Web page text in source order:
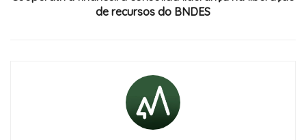
de recursos do BNDES